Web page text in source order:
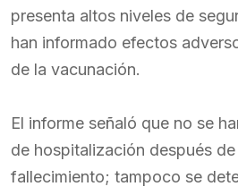
presenta altos niveles de
han informado efectos
de la vacunación.
El informe señaló que no se
de hospitalización después
fallecimiento; tampoco se